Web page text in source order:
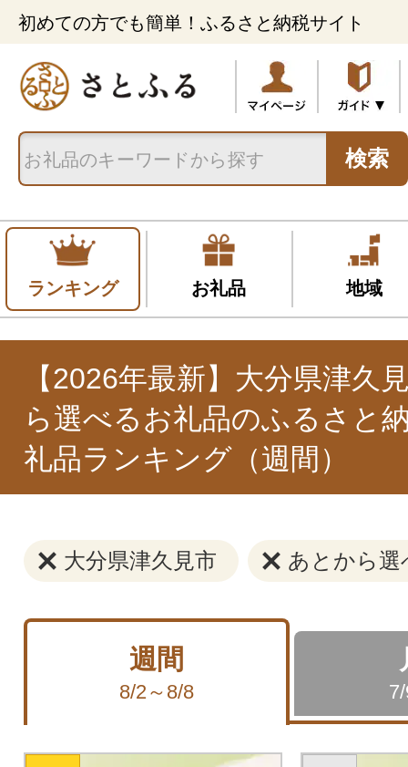
初めての方でも簡単！ふるさと納税サイト
検索
ランキング お礼品 地域
【2026年最新】大分県津久
ら選べるお礼品のふるさと
礼品ランキング（週間）
大分県津久見市 あとから選
週間
8/2～8/8